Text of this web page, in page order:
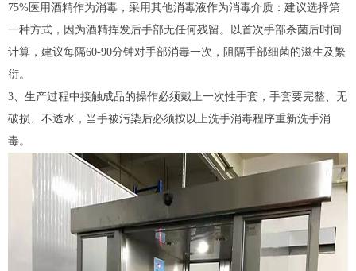
75%医用酒精作为消毒，采用其他消毒液作为消毒介质：建议选择第
一种方式，因为酒精挥发后手部无任何残留。以首次手部杀菌后时间
计算，建议每隔60-90分钟对手部消毒一次，阻隔手部细菌的滋生及繁
衍。
3、生产过程中接触成品的操作必须戴上一次性手套，手套要完整、无
破损、不透水，当手被污染后必须按以上洗手消毒程序重新洗手消
毒。